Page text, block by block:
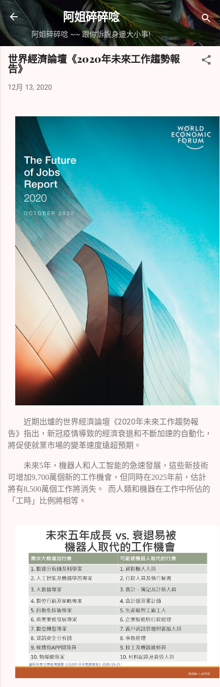
跳到主要內容
阿姐碎碎唸
阿姐碎碎唸 ~~ 跟你訴說身邊大小事!
世界經濟論壇《2020年未來工作趨勢報
告》
12月 13, 2020
近期出爐的世界經濟論壇《2020年未來工作趨勢報
告》指出，新冠疫情導致的經濟衰退和不斷加速的自動化，
將促使就業市場的變革速度遠超預期。
未來5年，機器人和人工智能的急速發展，這些新技術
可增加9,700萬個新的工作機會，但同時在2025年前，估計
將有8,500萬個工作將消失。 而人類和機器在工作中所佔的
「工時」比例將相等。